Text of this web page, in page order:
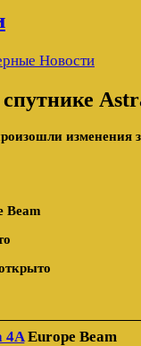
Новости
изменения
Beam
4AEurope Beam